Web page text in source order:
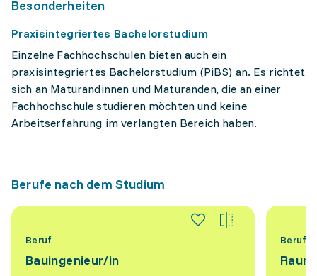
Besonderheiten
Praxisintegriertes Bachelorstudium
Einzelne Fachhochschulen bieten auch ein
praxisintegriertes Bachelorstudium (PiBS) an. Es richtet
sich an Maturandinnen und Maturanden, die an einer
Fachhochschule studieren möchten und keine
Arbeitserfahrung im verlangten Bereich haben.
Berufe nach dem Studium
Beruf
Bauingenieur/​in
Beruf